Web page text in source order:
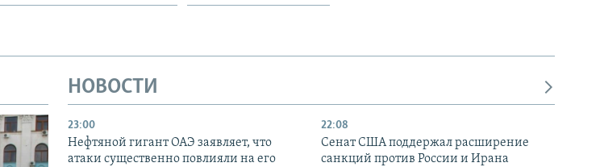
НОВОСТИ
23:00
Нефтяной гигант ОАЭ заявляет, что
атаки существенно повлияли на его
22:08
Сенат США поддержал расширение
санкций против России и Ирана